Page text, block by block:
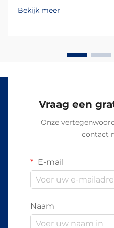
klanten. Verschillende
verschillende dieptes in de
Bekijk meer
Vraag een
Onze
contact
E-mail
Naam